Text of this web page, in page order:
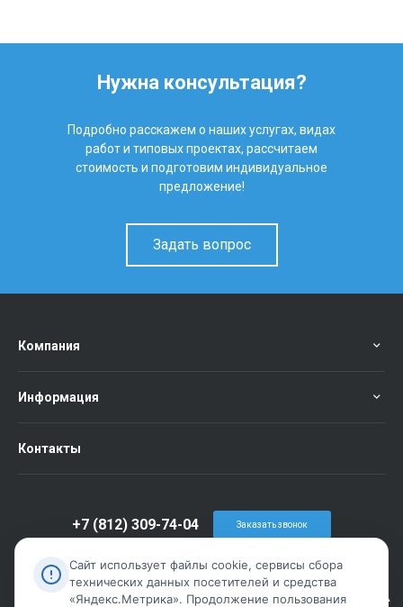
Нужна консультация?
Подробно расскажем о наших услугах, видах
работ и типовых проектах, рассчитаем
стоимость и подготовим индивидуальное
предложение!
Задать вопрос
Компания
Информация
Контакты
info@metiz-piter.ru
+7 (812) 309-74-04
г. Санкт-Петербург, пр. Обуховской Обороны дом 86 лит А
Заказать звонок
Сайт использует файлы cookie, сервисы сбора
технических данных посетителей и средства
«Яндекс.Метрика». Продолжение пользования